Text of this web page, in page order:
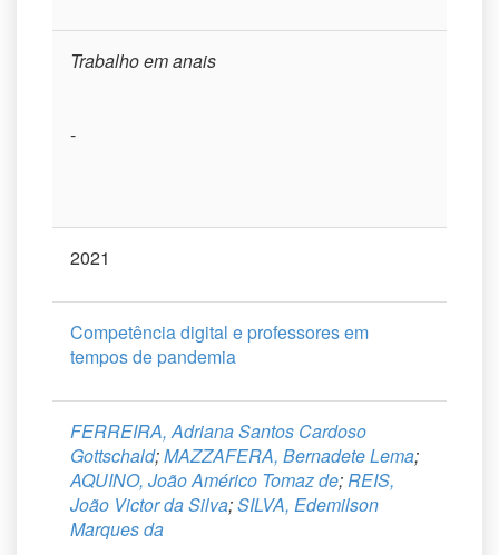
Trabalho em anais
-
2021
Competência digital e professores em
tempos de pandemia
FERREIRA, Adriana Santos Cardoso
Gottschald;MAZZAFERA, Bernadete Lema;
AQUINO, João Américo Tomaz de;REIS,
João Victor da Silva;SILVA, Edemilson
Marques da